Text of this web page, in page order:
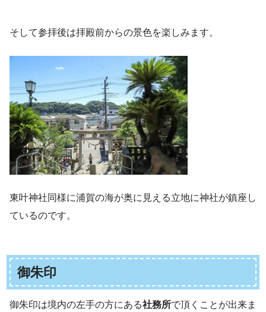
そして参拝後は拝殿前からの景色を楽しみます。
東叶神社同様に浦賀の海が奥に見える立地に神社が鎮座し
ているのです。
御朱印
御朱印は境内の左手の方にある社務所で頂くことが出来ま